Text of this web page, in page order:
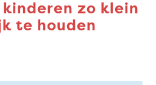
zo klein
te houden